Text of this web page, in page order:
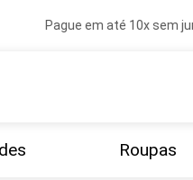
Pague em até 10x sem juros
Roupas